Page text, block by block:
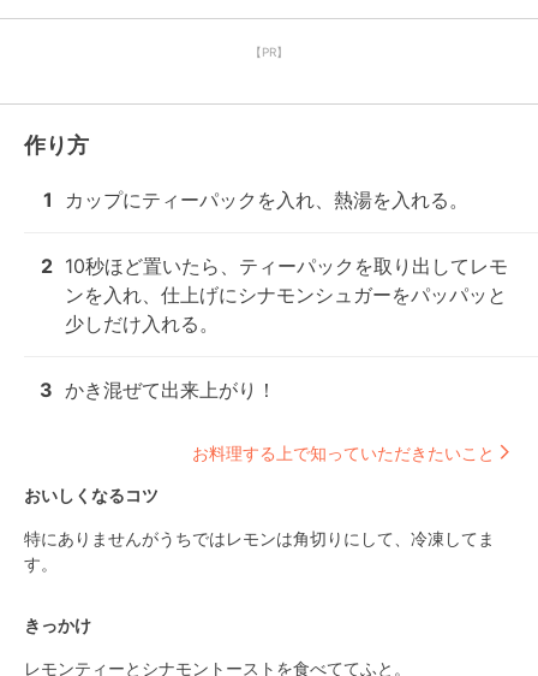
【PR】
作り方
1 カップにティーパックを入れ、熱湯を入れる。
2 10秒ほど置いたら、ティーパックを取り出してレモ
ンを入れ、仕上げにシナモンシュガーをパッパッと
少しだけ入れる。
3 かき混ぜて出来上がり！
お料理する上で知っていただきたいこと
おいしくなるコツ
特にありませんがうちではレモンは角切りにして、冷凍してま
す。
きっかけ
レモンティーとシナモントーストを食べててふと。